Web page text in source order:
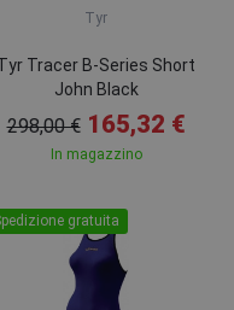
Tyr
Tracer B-Series Short
John Black
298,00 € 165,32 €
In magazzino
gratuita